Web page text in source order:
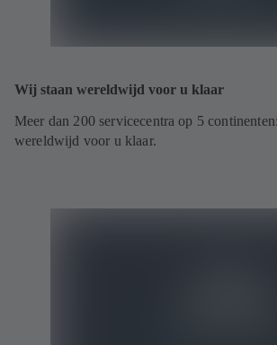
Wij staan wereldwijd voor u klaar
Meer dan 200 servicecentra op 5
wereldwijd voor u klaar.